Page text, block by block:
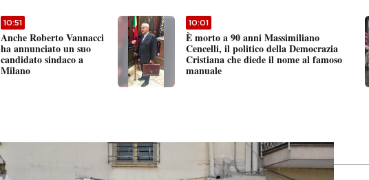
10:51
Anche Roberto Vannacci
ha annunciato un suo
candidato sindaco a
Milano
10:01
È morto a 90 anni Massimiliano
Cencelli, il politico della Democrazia
Cristiana che diede il nome al famoso
manuale